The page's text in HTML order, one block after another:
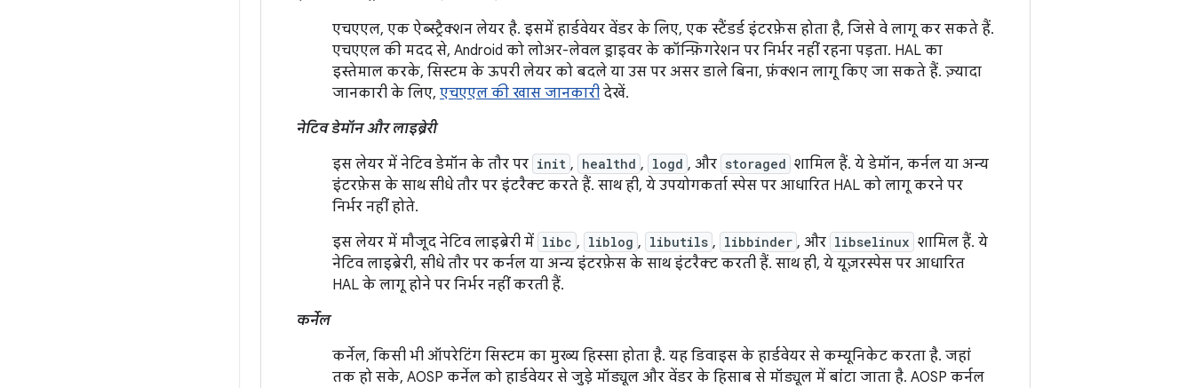
एचएएल, एक ऐब्स्ट्रैक्शन लेयर है. इसमें हार्डवेयर वेंडर के लिए, एक स्टैंडर्ड इंटरफ़ेस होता है, जिसे वे लागू कर सकते हैं.
एचएएल की मदद से, Android को लोअर-लेवल ड्राइवर के कॉन्फ़िगरेशन पर निर्भर नहीं रहना पड़ता. HAL का
इस्तेमाल करके, सिस्टम के ऊपरी लेयर को बदले या उस पर असर डाले बिना, फ़ंक्शन लागू किए जा सकते हैं. ज़्यादा
जानकारी के लिए, एचएएल की खास जानकारी देखें.
नेटिव डेमॉन और लाइब्रेरी
इस लेयर में नेटिव डेमॉन के तौर पर init , healthd , logd , और storaged शामिल हैं. ये डेमॉन, कर्नल या अन्य
इंटरफ़ेस के साथ सीधे तौर पर इंटरैक्ट करते हैं. साथ ही, ये उपयोगकर्ता स्पेस पर आधारित HAL को लागू करने पर
निर्भर नहीं होते.
इस लेयर में मौजूद नेटिव लाइब्रेरी में libc , liblog , libutils , libbinder , और libselinux शामिल हैं. ये
नेटिव लाइब्रेरी, सीधे तौर पर कर्नल या अन्य इंटरफ़ेस के साथ इंटरैक्ट करती हैं. साथ ही, ये यूज़रस्पेस पर आधारित
HAL के लागू होने पर निर्भर नहीं करती हैं.
कर्नेल
कर्नेल, किसी भी ऑपरेटिंग सिस्टम का मुख्य हिस्सा होता है. यह डिवाइस के हार्डवेयर से कम्यूनिकेट करता है. जहां
तक हो सके, AOSP कर्नेल को हार्डवेयर से जुड़े मॉड्यूल और वेंडर के हिसाब से मॉड्यूल में बांटा जाता है. AOSP कर्नल